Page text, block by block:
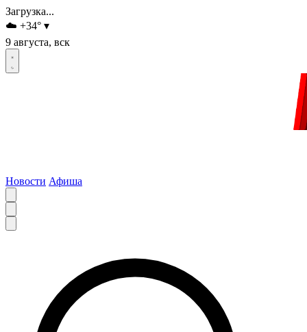
Загрузка...
☁️ +34° ▾
9 августа, вск
Новости Афиша